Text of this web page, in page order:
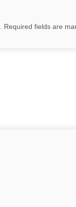
Required fields are